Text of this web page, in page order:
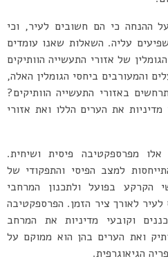
ההנחה כי הם חשובים לעיר, וכי
עליה. השאלות שאנו עומדים
של אזורי התעשייה הוותיקים
והמעורבים ביחסי הגומלין האלה,
באזורי התעשייה הוותיקים?
מדיניות את הערים הללו ואת אזורי
מפרספקטיבה פיסית ושיחית.
למצב הפיסי והתפקודי של
הקרקע בפועל ולתכנון המרחבי
לאורך ציר הזמן. הפרספקטיבה
וקובעי מדיניות את המרחב
ואת הערים בהן הוא ממוקם על
הגיאוגרפית.